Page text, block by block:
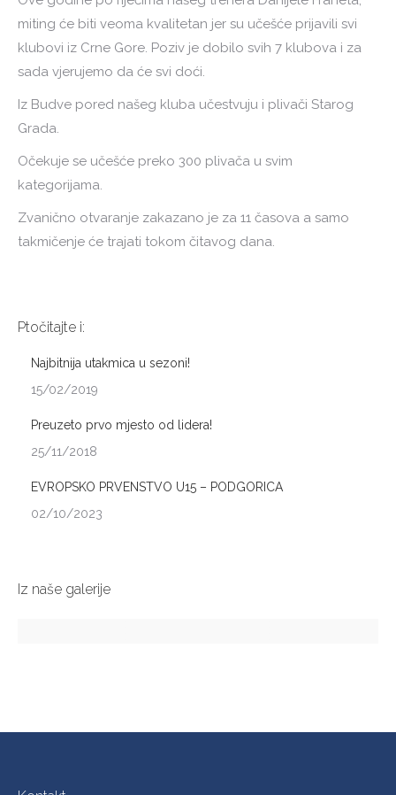
miting će biti veoma kvalitetan jer su učešće prijavili svi
klubovi iz Crne Gore. Poziv je dobilo svih 7 klubova i za
sada vjerujemo da će svi doći.
Iz Budve pored našeg kluba učestvuju i plivači Starog
Grada.
Očekuje se učešće preko 300 plivača u svim
kategorijama.
Zvanično otvaranje zakazano je za 11 časova a samo
takmičenje će trajati tokom čitavog dana.
Ptočitajte i:
Najbitnija utakmica u sezoni!
15/02/2019
Preuzeto prvo mjesto od lidera!
25/11/2018
EVROPSKO PRVENSTVO U15 – PODGORICA
02/10/2023
Iz naše galerije